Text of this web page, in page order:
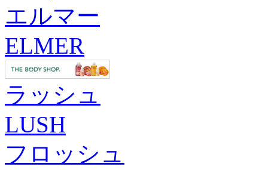
エルマー
ELMER
ラッシュ
LUSH
フロッシュ